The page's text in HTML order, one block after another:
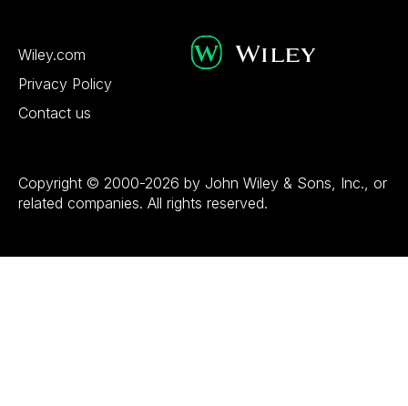
Wiley.com
Privacy Policy
Contact us
Copyright © 2000-2026 by John Wiley & Sons, Inc., or
related companies. All rights reserved.